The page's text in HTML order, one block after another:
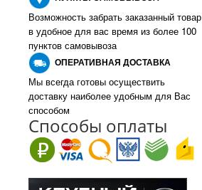
Возможность забрать заказанный товар
в удобное для вас время из более 100
пунктов самовывоза
ОПЕРАТИВНАЯ ДОСТАВКА
Мы всегда готовы осуществить
доставку наиболее удобным для Вас
способом
Способы оплаты